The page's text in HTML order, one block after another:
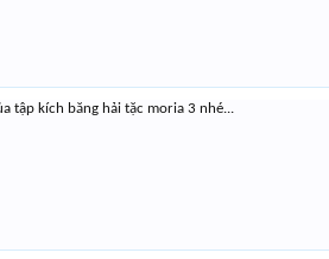
tập kích băng hải tặc moria 3 nhé...